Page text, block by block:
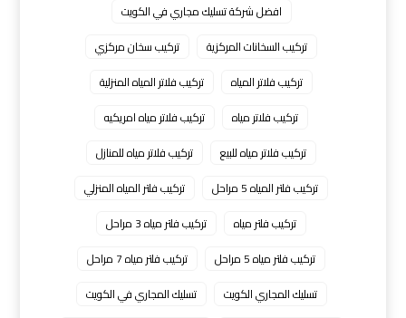
افضل شركة تسليك مجاري في الكويت
تركيب السخانات المركزية
تركيب سخان مركزي
تركيب فلاتر المياه
تركيب فلاتر المياه المنزلية
تركيب فلاتر مياه
تركيب فلاتر مياه امريكيه
تركيب فلاتر مياه للبيع
تركيب فلاتر مياه للمنازل
تركيب فلتر المياه 5 مراحل
تركيب فلتر المياه المنزلي
تركيب فلتر مياه
تركيب فلتر مياه 3 مراحل
تركيب فلتر مياه 5 مراحل
تركيب فلتر مياه 7 مراحل
تسليك المجاري الكويت
تسليك المجاري في الكويت